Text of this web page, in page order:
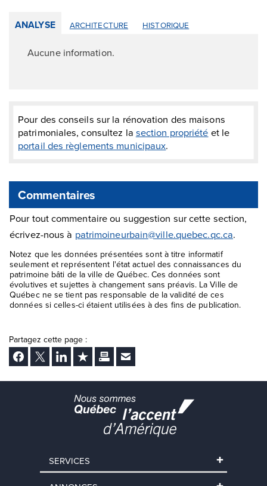
ANALYSE ARCHITECTURE HISTORIQUE
Aucune information.
Pour des conseils sur la rénovation des maisons
patrimoniales, consultez la section propriété et le
portail des règlements municipaux.
Commentaires
Pour tout commentaire ou suggestion sur cette section,
écrivez-nous à patrimoineurbain@ville.quebec.qc.ca.
Notez que les données présentées sont à titre informatif
seulement et représentent l'état actuel des connaissances du
patrimoine bâti de la ville de Québec. Ces données sont
évolutives et sujettes à changement sans préavis. La Ville de
Québec ne se tient pas responsable de la validité de ces
données si celles-ci étaient utilisées à des fins de publication.
Partagez cette page :
Facebook
Twitter LinkedInAjouter aux favoris
ImprimerEnvoyer Ã un ami
SERVICES